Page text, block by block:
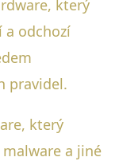
který
a odchozí
pravidel.
který
a jiné